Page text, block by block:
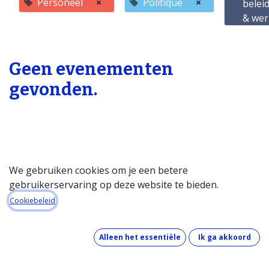
&
Geen evenementen
gevonden.
Startpagina
Over de databank
Wat kost de databank?
Hoe werkt de databank?
We gebruiken cookies om je een betere
gebruikerservaring op deze website te bieden.
Cookiebeleid
Alleen het essentiële Ik ga akkoord